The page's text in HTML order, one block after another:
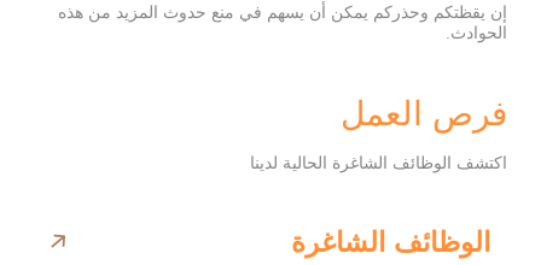
إن يقظتكم وحذركم يمكن أن يسهم في منع حدوث المزيد من هذه
الحوادث.
فرص العمل
اكتشف الوظائف الشاغرة الحالية لدينا
الوظائف الشاغرة